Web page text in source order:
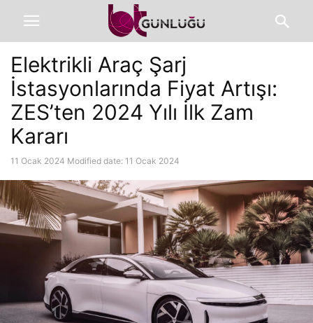
Elektrikli Araç Şarj
İstasyonlarında Fiyat Artışı:
ZES’ten 2024 Yılı İlk Zam
Kararı
11 Ocak 2024 Modified date: 11 Ocak 2024